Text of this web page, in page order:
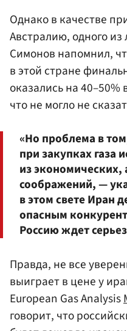
Однако в качестве
Австралию, одного
Симонов напомнил,
в этой стране
оказались на
что не могло не
«Но проблема в
при закупках газа
из экономических,
соображений, —
в этом свете Иран
опасным
Россию ждет
Правда, не все
выиграет в цене у
European Gas Analysis
говорит, что